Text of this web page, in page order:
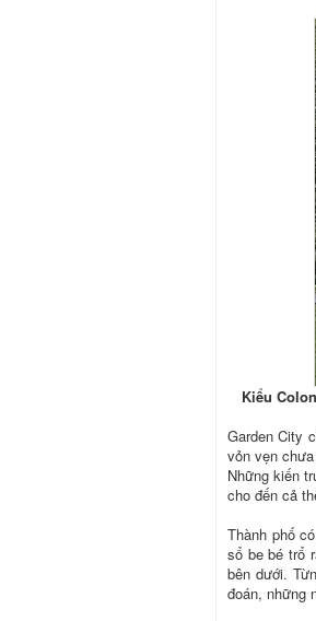
Kiểu
Garden City
vỏn vẹn
Những kiến
cho đến cả
Thành phố
sổ be bé trổ
bên dưới.
đoán, những